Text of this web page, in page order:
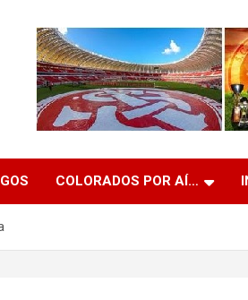
COLORADOS POR AÍ…